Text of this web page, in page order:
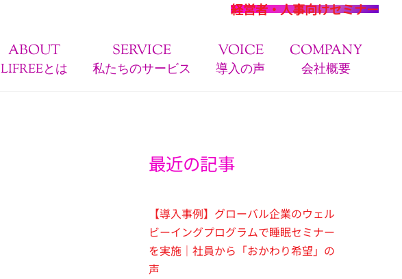
経営者・人事向けセミナー
ABOUT
LIFREEとは
SERVICE
私たちのサービス
VOICE
導入の声
COMPANY
会社概要
最近の記事
【導入事例】グローバル企業のウェル
ビーイングプログラムで睡眠セミナー
を実施｜社員から「おかわり希望」の
声